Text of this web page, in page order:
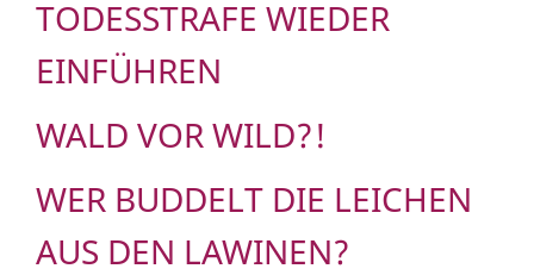
TODESSTRAFE WIEDER
EINFÜHREN
WALD VOR WILD?!
WER BUDDELT DIE LEICHEN
AUS DEN LAWINEN?